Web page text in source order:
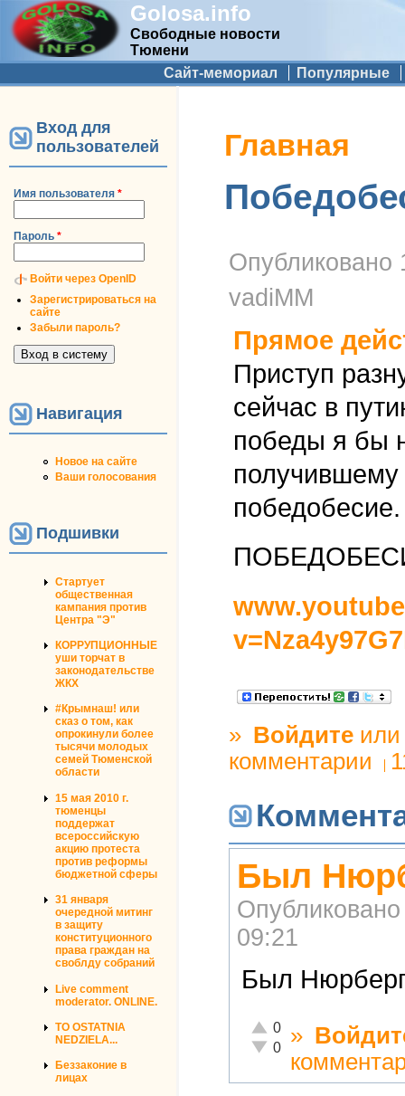
Golosa.info
Свободные новости
Тюмени
Дополнительное меню
Сайт-мемориал Популярные
Вход для
пользователей
Имя пользователя *
Пароль *
Войти через OpenID
Зарегистрироваться на
сайте
Забыли пароль?
Навигация
Новое на сайте
Ваши голосования
Подшивки
Стартует
общественная
кампания против
Центра "Э"
КОРРУПЦИОННЫЕ
уши торчат в
законодательстве
ЖКХ
#Крымнаш! или
сказ о том, как
опрокинули более
тысячи молодых
семей Тюменской
области
15 мая 2010 г.
тюменцы
поддержат
всероссийскую
акцию протеста
против реформы
бюджетной сферы
31 января
очередной митинг
в защиту
конституционного
права граждан на
своблду собраний
Live comment
moderator. ONLINE.
TO OSTATNIA
NEDZIELA...
Беззаконие в
лицах
Вы здесь
Главная
Опубликовано
vadiMM
Прямое
Приступ
сейчас в
победы я бы
получившему
победобесие.
» Войдите
комментарии
Был
09:21
Был
Отлично!
0
Неадекватно!
0 »